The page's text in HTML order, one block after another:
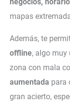
mapas
Además, te
offline, algo muy
zona con mala
aumentada para
gran acierto,